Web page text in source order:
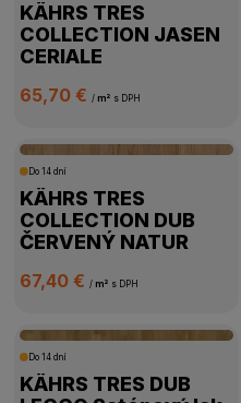
KÄHRS TRES
COLLECTION JASEN
CERIALE
65,70 €/ m² s DPH
Do 14 dní
KÄHRS TRES
COLLECTION DUB
ČERVENÝ NATUR
67,40 €/ m² s DPH
Do 14 dní
KÄHRS TRES DUB